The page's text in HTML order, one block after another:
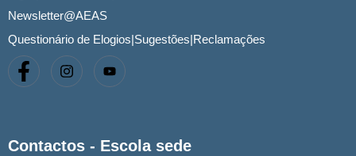
Newsletter@AEAS
Questionário de Elogios|Sugestões|Reclamações
Contactos - Escola sede